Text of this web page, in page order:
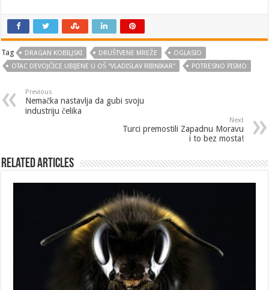
Tag DRAGAN KOBILJSKI DRUŠTVENE MREŽE
OGLASIO
OTAC DEVOJČICE UBIJENE U OŠ "VLADISLAV RIBNIKAR"
POTRESNO PISMO
Previous
Nemačka nastavlja da gubi svoju
industriju čelika
Next
Turci premostili Zapadnu Moravu
i to bez mosta!
Related Articles